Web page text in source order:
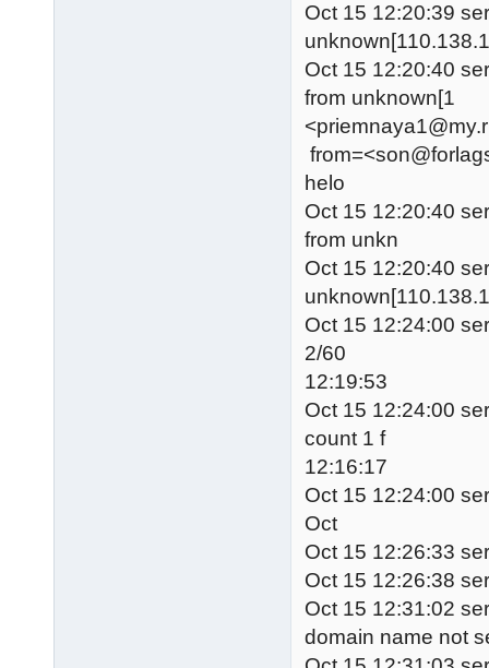
Oct 15 12:20:39
Oct 15 12:20:40
from
<
from=<
helo
Oct 15 12:20:40
from unkn
Oct 15 12:20:40
Oct 15 12:24:00
2/60 s for
12:19:53
Oct 15 12:24:00
count 1 f or
12:16:17
Oct 15 12:24:00
Oct 15
Oct 15 12:26:33
Oct 15 12:26:38
Oct 15 12:31:02
domain name not